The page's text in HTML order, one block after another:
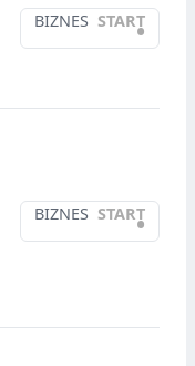
BIZNES START
•
BIZNES START
•